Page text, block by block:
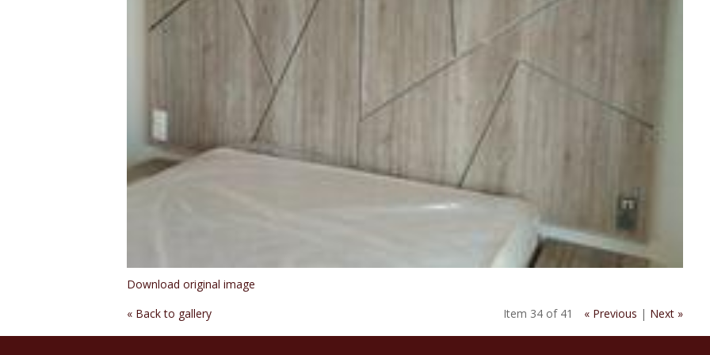
Download original image
« Back to gallery
Item 34 of 41 « Previous | Next »